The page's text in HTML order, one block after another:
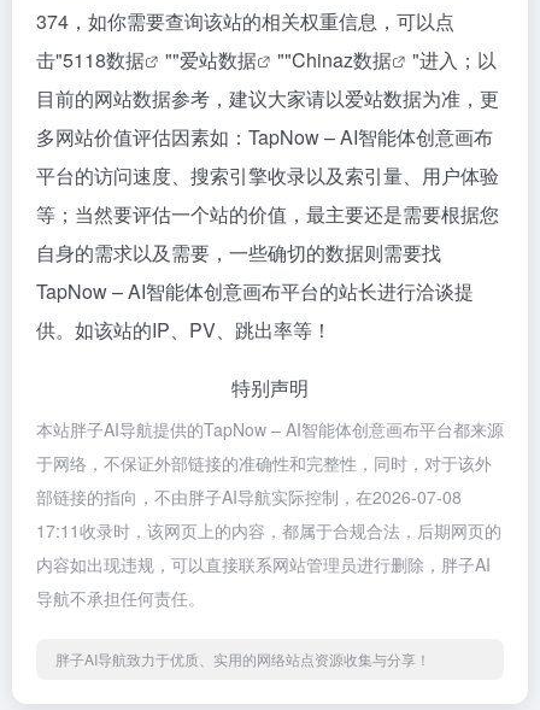
374，如你需要查询该站的相关权重信息，可以点
击"5118数据 ""爱站数据 ""Chinaz数据
"进入；以
目前的网站数据参考，建议大家请以爱站数据为准，更
多网站价值评估因素如：TapNow – AI智能体创意画布
平台的访问速度、搜索引擎收录以及索引量、用户体验
等；当然要评估一个站的价值，最主要还是需要根据您
自身的需求以及需要，一些确切的数据则需要找
TapNow – AI智能体创意画布平台的站长进行洽谈提
供。如该站的IP、PV、跳出率等！
特别声明
本站胖子AI导航提供的TapNow – AI智能体创意画布平台都来源
于网络，不保证外部链接的准确性和完整性，同时，对于该外
部链接的指向，不由胖子AI导航实际控制，在2026-07-08
17:11收录时，该网页上的内容，都属于合规合法，后期网页的
内容如出现违规，可以直接联系网站管理员进行删除，胖子AI
导航不承担任何责任。
胖子AI导航致力于优质、实用的网络站点资源收集与分享！